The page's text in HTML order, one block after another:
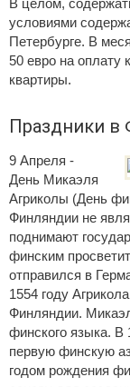
В целом,
условиями
Петербурге. В
50 евро на оплату
квартиры.
Праздники в
9 Апреля -
День Микаэля
Агриколы (День
Финляндии не
поднимают
финским
отправился в
1554 году
Финляндии.
финского языка. В
первую финскую
годом рождения